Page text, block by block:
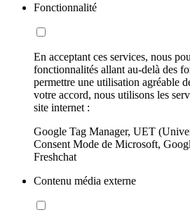
Fonctionnalité
En acceptant ces services, nous
fonctionnalités allant au-delà des
permettre une utilisation agréable
votre accord, nous utilisons les
site internet :
Google Tag Manager, UET
Consent Mode de Microsoft,
Freshchat
Contenu média externe